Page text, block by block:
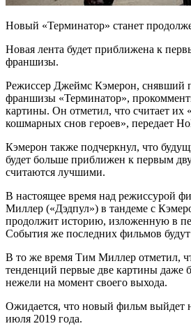
Новый «Терминатор» станет
Новая лента будет приближена к
франшизы.
Режиссер Джеймс Кэмерон, снявший
франшизы «Терминатор»,
картины. Он отметил, что считает их
кошмарных снов героев», передает
Кэмерон также подчеркнул, что
будет больше приближен к первым
считаются лучшими.
В настоящее время над режиссурой
Миллер («Дэдпул») в тандеме с
продолжит историю, изложенную в
События же последних фильмов
В то же время Тим Миллер отметил,
тенденций первые две картины даже
нежели на момент своего выхода.
Ожидается, что новый фильм выйдет
июля 2019 года.